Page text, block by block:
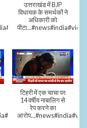
उत्तराखंड में BJP
विधायक के समर्थकों ने
अधिकारी को
टिहरी में एक चाचा पर
14 वर्षीय नाबालिग से
रेप करने का